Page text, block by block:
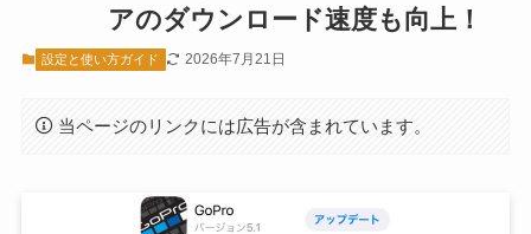
アのダウンロード速度も向上！
設定と使い方ガイド 2026年7月21日
当ページのリンクには広告が含まれています。